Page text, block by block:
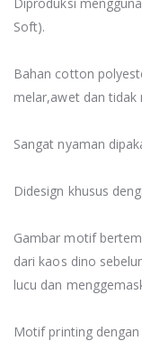
Soft).
Bahan cotton
melar,awet dan tidak
Sangat nyaman
Didesign khusus
Gambar motif
dari kaos dino
lucu dan
Motif printing